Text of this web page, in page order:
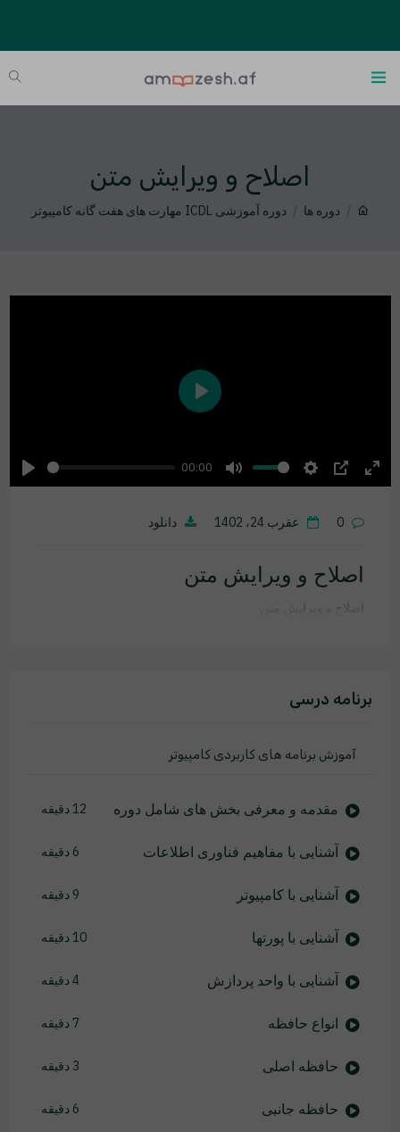
اصلاح و ویرایش متن
دوره ها دوره آموزشی ICDL مهارت های هفت گانه کامپیوتر
Play
00:00
Mute Settings
PIP
Play
0 عقرب 24، 1402 دانلود
اصلاح و ویرایش متن
اصلاح و ویرایش متن
برنامه درسی
آموزش برنامه های کاربردی کامپیوتر
مقدمه و معرفی بخش های شامل دوره 12 دقیقه
آشنایی با مفاهیم فناوری اطلاعات 6 دقیقه
آشنایی با کامپیوتر 9 دقیقه
آشنایی با پورتها 10 دقیقه
آشنایی با واحد پردازش 4 دقیقه
انواع حافظه 7 دقیقه
حافظه اصلی 3 دقیقه
حافظه جانبی 6 دقیقه